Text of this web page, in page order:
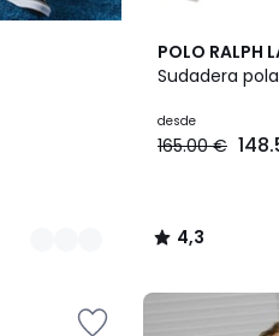
POLO RALPH
Sudadera
desde
165.00 €
4,3
/ 5
3
Colores
4,3
/